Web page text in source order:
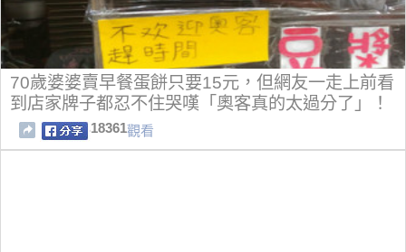
70歲婆婆賣早餐蛋餅只要15元，但網友一走上前看
到店家牌子都忍不住哭嘆「奧客真的太過分了」！
18361觀看